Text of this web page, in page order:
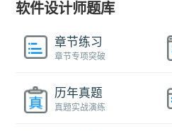
软件设计师题库
章节练习
章节专项突破
历年真题
真题实战演练